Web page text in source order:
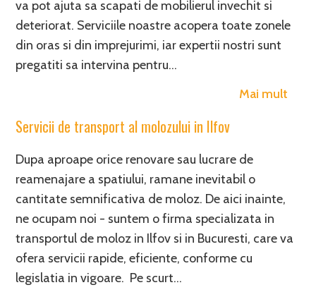
va pot ajuta sa scapati de mobilierul invechit si
deteriorat. Serviciile noastre acopera toate zonele
din oras si din imprejurimi, iar expertii nostri sunt
pregatiti sa intervina pentru…
Mai mult
Servicii de transport al molozului in Ilfov
Dupa aproape orice renovare sau lucrare de
reamenajare a spatiului, ramane inevitabil o
cantitate semnificativa de moloz. De aici inainte,
ne ocupam noi - suntem o firma specializata in
transportul de moloz in Ilfov si in Bucuresti, care va
ofera servicii rapide, eficiente, conforme cu
legislatia in vigoare. Pe scurt…